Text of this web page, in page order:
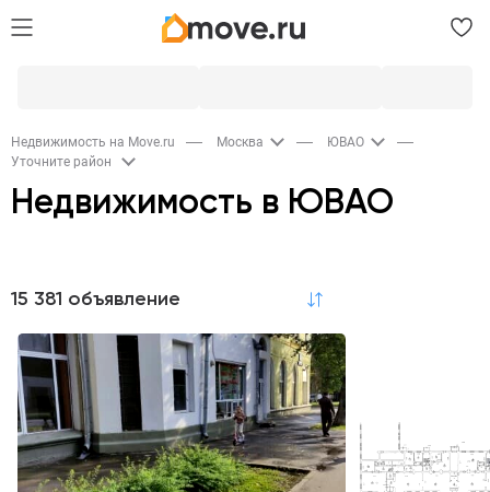
Недвижимость на Move.ru Москва
ЮВАО
Уточните район
Недвижимость в ЮВАО
Участки
Коммерческая 663 Гаражи
Новостройки
88 Квартиры в новостройках
Аренда
Квартиры 2,5K Комнаты 137 Дома и дачи
Коммерческая 1,4K Гаражи 444
15 381 объявлениепо релевантности